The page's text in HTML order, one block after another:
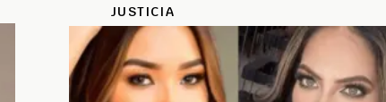
JUSTICIA